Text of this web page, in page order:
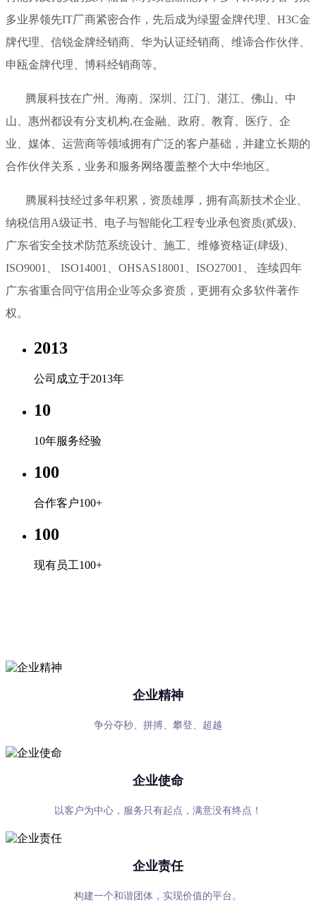
多业界领先IT厂商紧密合作，先后成为绿盟金牌代理、H3C金
牌代理、信锐金牌经销商、华为认证经销商、维谛合作伙伴、
申瓯金牌代理、博科经销商等。
腾展科技在广州、海南、深圳、江门、湛江、佛山、中
山、惠州都设有分支机构,在金融、政府、教育、医疗、企
业、媒体、运营商等领域拥有广泛的客户基础，并建立长期的
合作伙伴关系，业务和服务网络覆盖整个大中华地区。
腾展科技经过多年积累，资质雄厚，拥有高新技术企业、
纳税信用A级证书、电子与智能化工程专业承包资质(贰级)、
广东省安全技术防范系统设计、施工、维修资格证(肆级)、
ISO9001、 ISO14001、OHSAS18001、ISO27001、 连续四年
广东省重合同守信用企业等众多资质，更拥有众多软件著作
权。
2013
公司成立于2013年
10
10年服务经验
100
合作客户100+
100
现有员工100+
企业精神
争分夺秒、拼搏、攀登、超越
企业使命
以客户为中心，服务只有起点，满意没有终点！
企业责任
构建一个和谐团体，实现价值的平台。